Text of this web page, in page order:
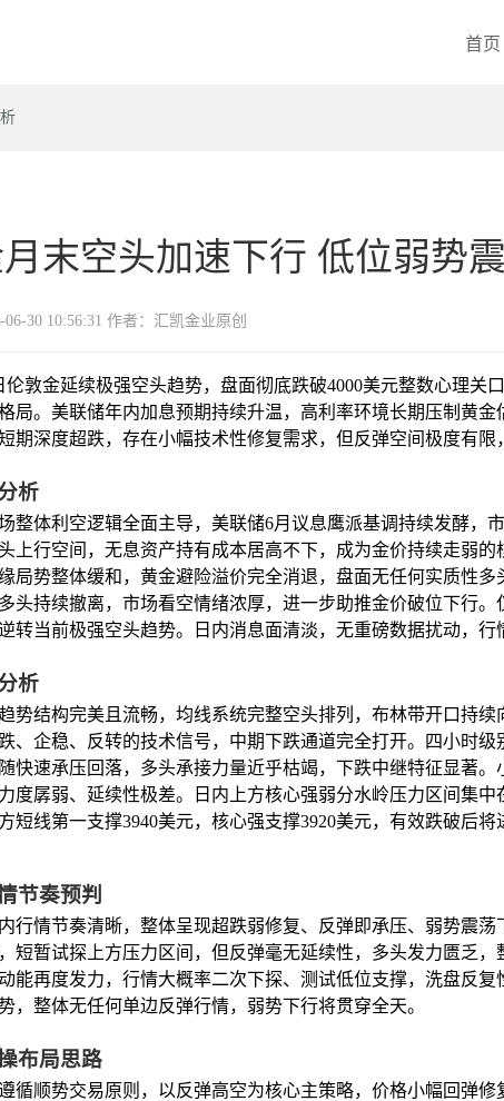
首页
末空头加速下行 低位弱势
30 10:56:31 作者：汇凯金业原创
伦敦金延续极强空头趋势，盘面彻底跌破4000美元整数心理
局。美联储年内加息预期持续升温，高利率环境长期压制黄
期深度超跌，存在小幅技术性修复需求，但反弹空间极度有
析
整体利空逻辑全面主导，美联储6月议息鹰派基调持续发酵
上行空间，无息资产持有成本居高不下，成为金价持续走弱
局势整体缓和，黄金避险溢价完全消退，盘面无任何实质性
头持续撤离，市场看空情绪浓厚，进一步助推金价破位下行
转当前极强空头趋势。日内消息面清淡，无重磅数据扰动，行
析
势结构完美且流畅，均线系统完整空头排列，布林带开口持
、企稳、反转的技术信号，中期下跌通道完全打开。四小时
快速承压回落，多头承接力量近乎枯竭，下跌中继特征显著
度孱弱、延续性极差。日内上方核心强弱分水岭压力区间集
短线第一支撑3940美元，核心强支撑3920美元，有效跌破后将
节奏预判
行情节奏清晰，整体呈现超跌弱修复、反弹即承压、弱势震
短暂试探上方压力区间，但反弹毫无延续性，多头发力匮乏
能再度发力，行情大概率二次下探、测试低位支撑，洗盘反
，整体无任何单边反弹行情，弱势下行将贯穿全天。
布局思路
循顺势交易原则，以反弹高空为核心主策略，价格小幅回弹